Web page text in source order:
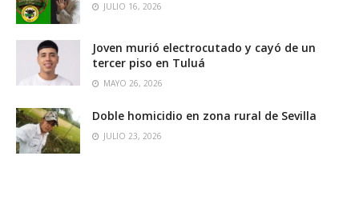
JULIO 16, 2026
Joven murió electrocutado y cayó de un
tercer piso en Tuluá
MAYO 26, 2026
Doble homicidio en zona rural de Sevilla
JULIO 23, 2026